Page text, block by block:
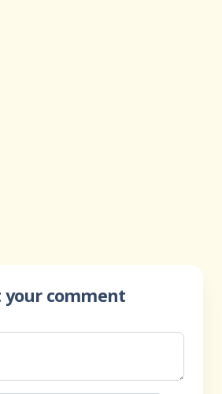
your comment